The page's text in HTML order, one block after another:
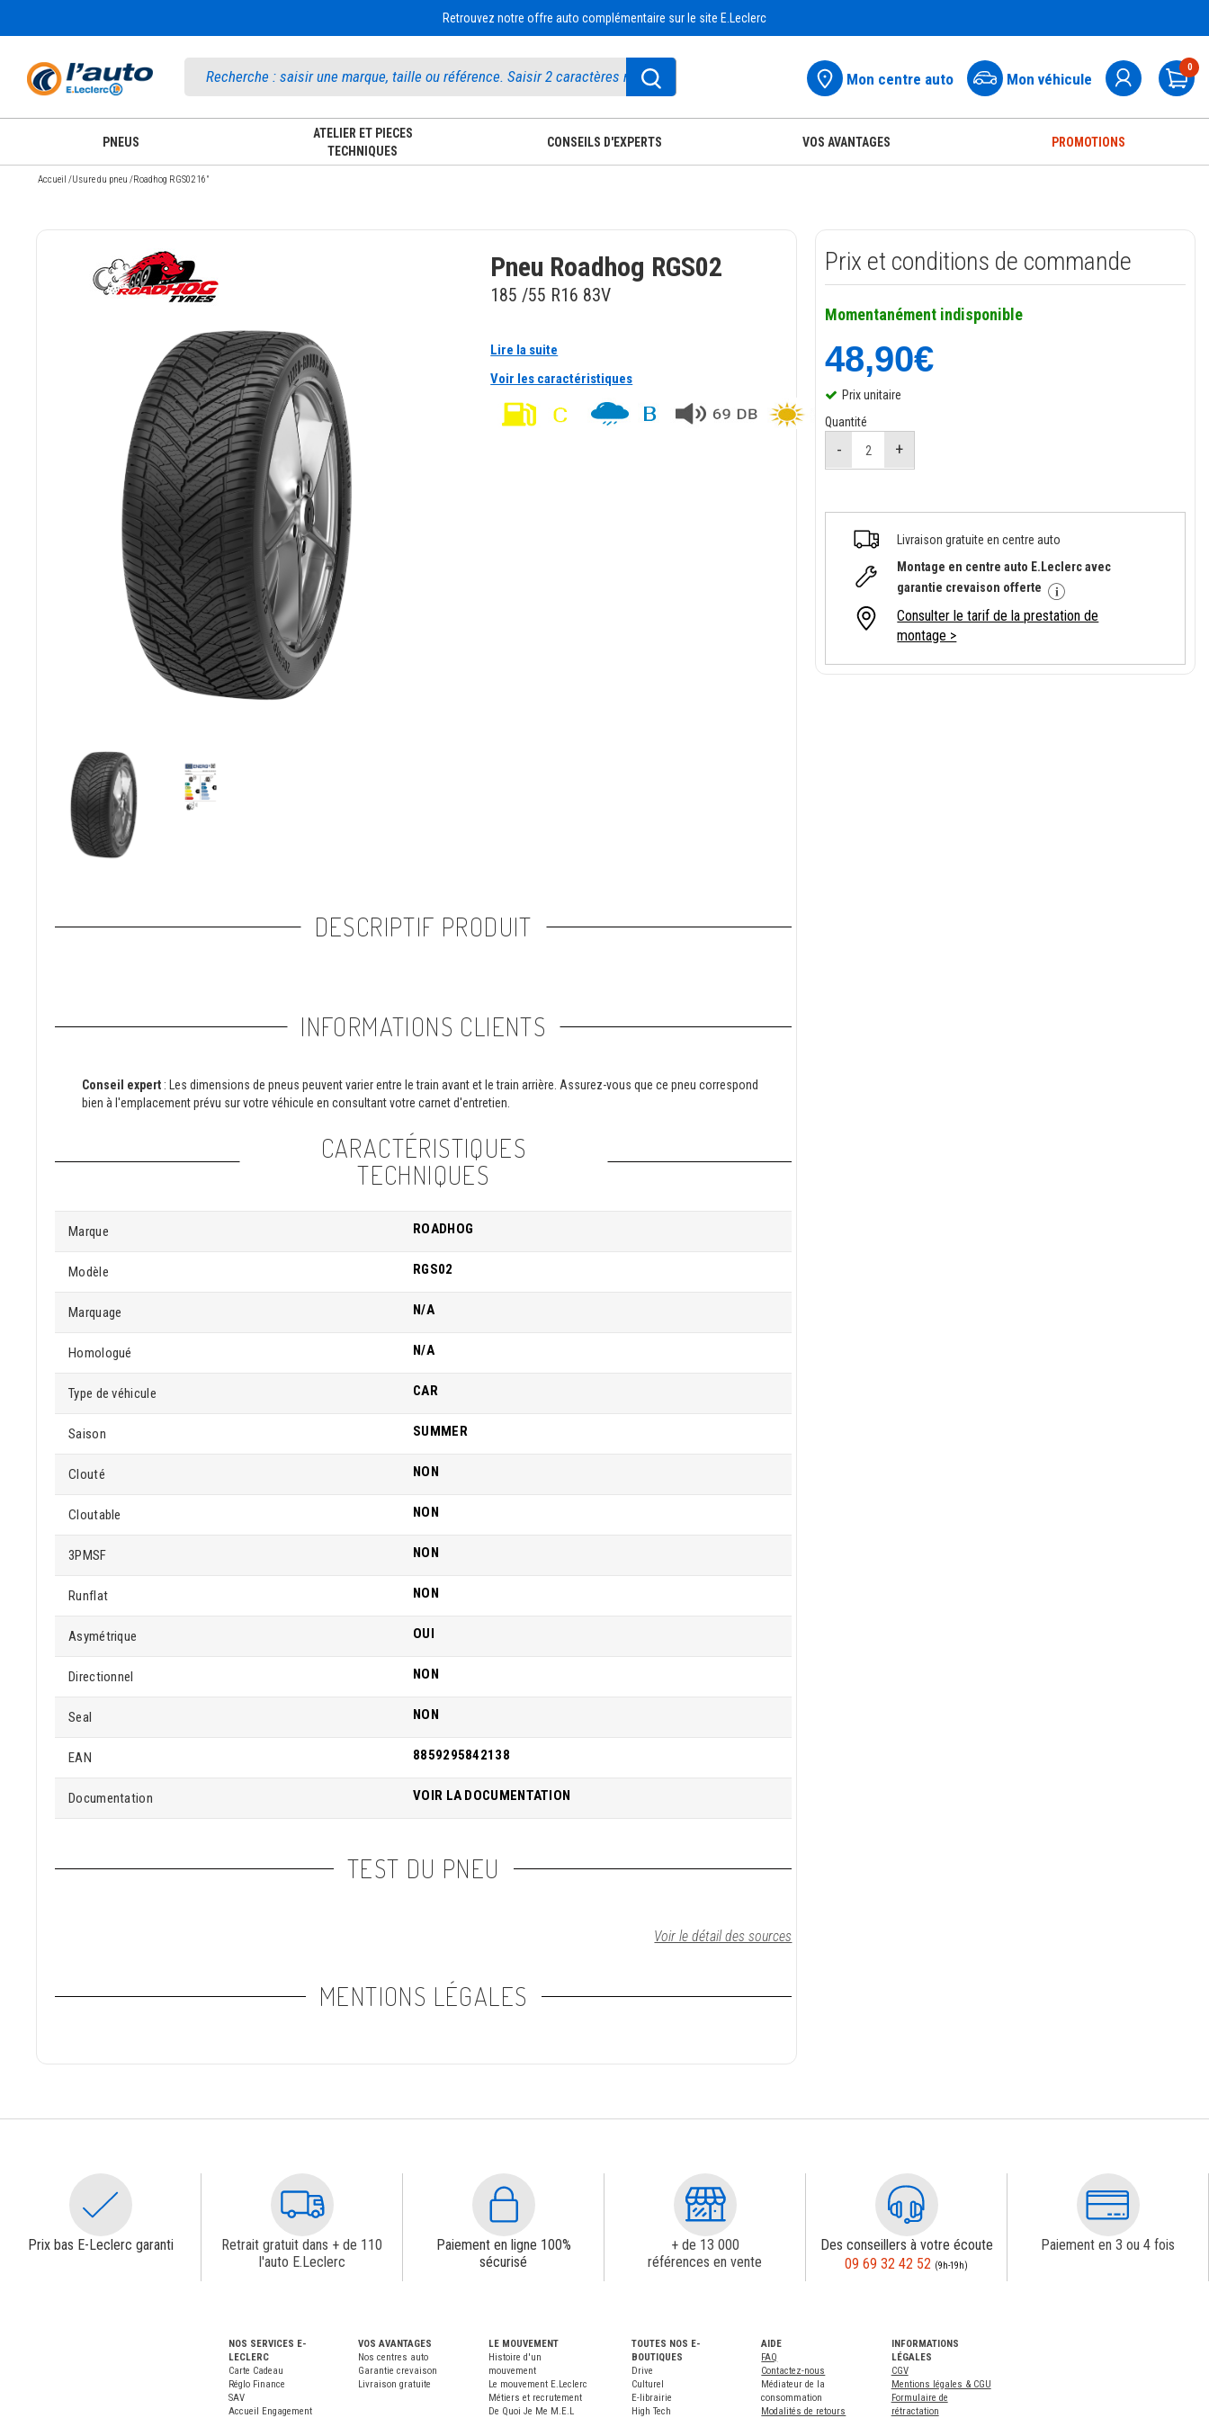
Retrouvez notre offre auto complémentaire sur le site E.Leclerc
Mon centre auto Mon véhicule
0
PNEUS
ATELIER ET PIECES
TECHNIQUES
CONSEILS D'EXPERTS VOS AVANTAGES PROMOTIONS
Accueil /Usure du pneu /Roadhog RGS02 16"
Pneu Roadhog RGS02
185 /55 R16 83V
Lire la suite
Voir les caractéristiques
DESCRIPTIF PRODUIT
INFORMATIONS CLIENTS
Conseil expert : Les dimensions de pneus peuvent varier entre le train avant et le train arrière. Assurez-vous que ce pneu correspond
bien à l'emplacement prévu sur votre véhicule en consultant votre carnet d'entretien.
CARACTÉRISTIQUES
TECHNIQUES
Marque ROADHOG
Modèle RGS02
Marquage N/A
Homologué N/A
Type de véhicule CAR
Saison SUMMER
Clouté NON
Cloutable NON
3PMSF NON
Runflat NON
Asymétrique OUI
Directionnel NON
Seal NON
EAN 8859295842138
Documentation VOIR LA DOCUMENTATION
TEST DU PNEU
Voir le détail des sources
MENTIONS LÉGALES
Prix et conditions de commande
Momentanément indisponible
48,90€
Prix unitaire
Quantité
Livraison gratuite en centre auto
Montage en centre auto E.Leclerc avec
garantie crevaison offerte
Consulter le tarif de la prestation de
montage >
Prix bas E-Leclerc garanti
Retrait gratuit dans + de 110
l'auto E.Leclerc
Paiement en ligne 100%
sécurisé
+ de 13 000
références en vente
Des conseillers à votre écoute
09 69 32 42 52 (9h-19h)
Paiement en 3 ou 4 fois
NOS SERVICES E-
LECLERC
Carte Cadeau
Réglo Finance
SAV
Accueil Engagement
VOS AVANTAGES
Nos centres auto
Garantie crevaison
Livraison gratuite
LE MOUVEMENT
Histoire d'un
mouvement
Le mouvement E.Leclerc
Métiers et recrutement
De Quoi Je Me M.E.L
TOUTES NOS E-
BOUTIQUES
Drive
Culturel
E-librairie
High Tech
AIDE
FAQ
Contactez-nous
Médiateur de la
consommation
Modalités de retours
INFORMATIONS
LÉGALES
CGV
Mentions légales & CGU
Formulaire de
rétractation